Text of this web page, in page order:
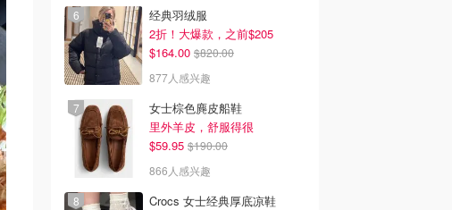
经典羽绒服
2折！大爆款，之前$205
$164.00 $820.00
877人感兴趣
女士棕色麂皮船鞋
里外羊皮，舒服得很
$59.95 $190.00
866人感兴趣
Crocs 女士经典厚底凉鞋